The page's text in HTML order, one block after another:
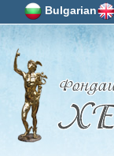
Bulgarian